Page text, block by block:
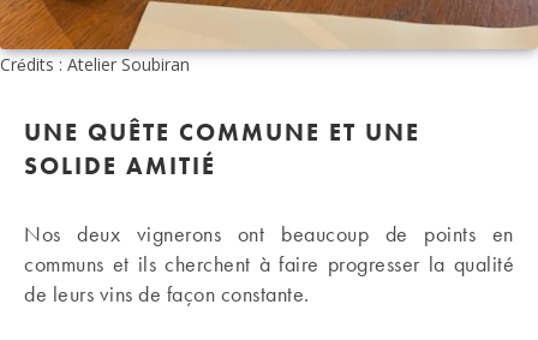
Crédits : Atelier Soubiran
UNE QUÊTE COMMUNE ET UNE
SOLIDE AMITIÉ
Nos deux vignerons ont beaucoup de points en
communs et ils cherchent à faire progresser la qualité
de leurs vins de façon constante.